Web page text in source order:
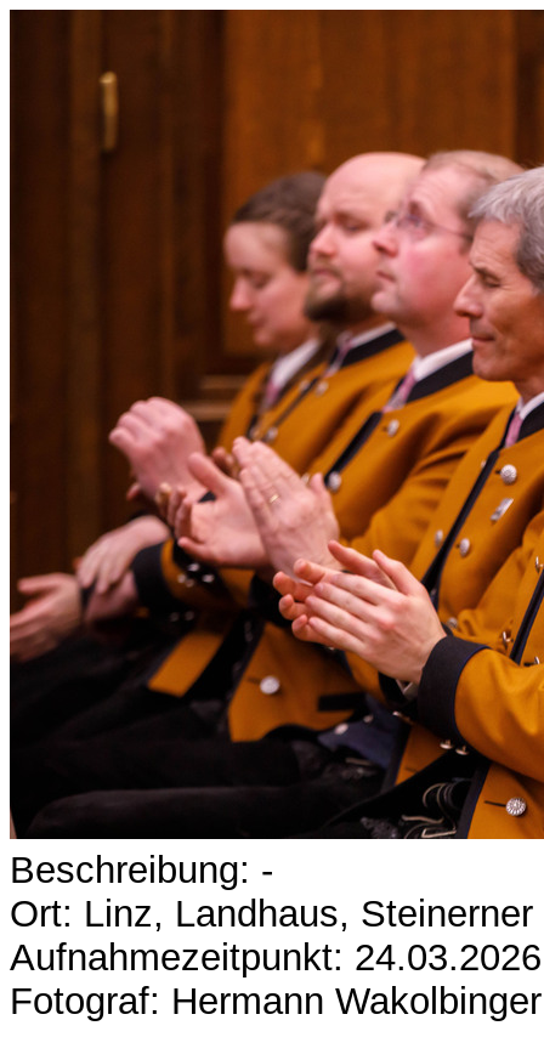
Beschreibung: -
Ort: Linz, Landhaus, Steinerner
Aufnahmezeitpunkt: 24.03.2026
Fotograf: Hermann Wakolbinger